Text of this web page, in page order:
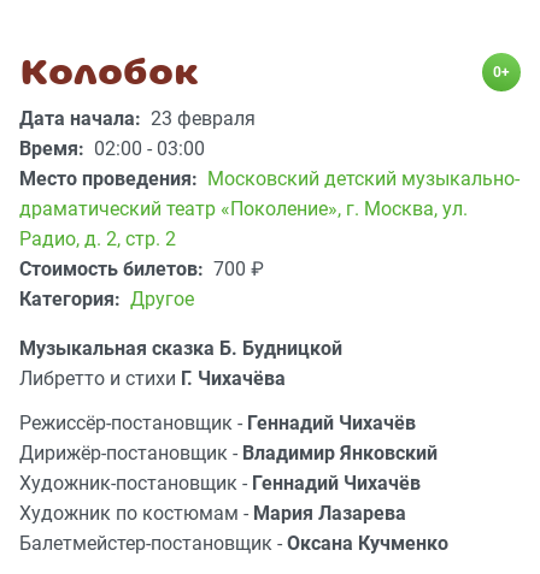
Колобок 0+
Дата начала: 23 февраля
Время: 02:00 - 03:00
Место проведения: Московский детский музыкально-
драматический театр «Поколение», г. Москва, ул.
Радио, д. 2, стр. 2
Стоимость билетов: 700 ₽
Категория: Другое
Музыкальная сказка Б. Будницкой
Либретто и стихи Г. Чихачёва
Режиссёр-постановщик - Геннадий Чихачёв
Дирижёр-постановщик - Владимир Янковский
Художник-постановщик - Геннадий Чихачёв
Художник по костюмам - Мария Лазарева
Балетмейстер-постановщик - Оксана Кучменко